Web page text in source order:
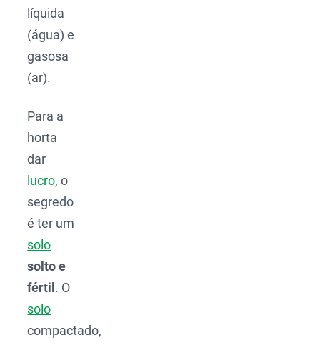
líquida
(água) e
gasosa
(ar).
Para a
horta
dar
lucro, o
segredo
é ter um
solo
solto e
fértil . O
solo
compactado,